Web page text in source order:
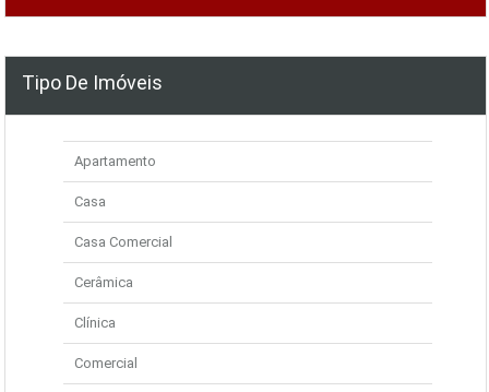
Tipo De Imóveis
Apartamento
Casa
Casa Comercial
Cerâmica
Clínica
Comercial